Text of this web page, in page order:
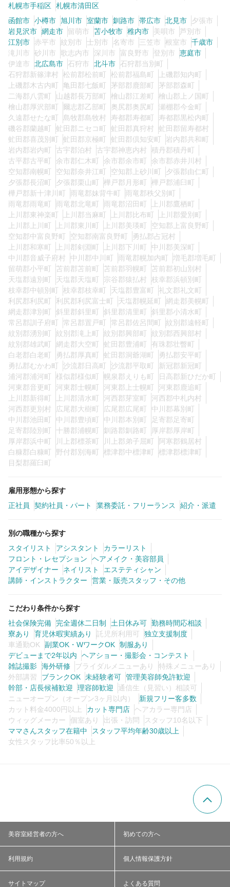
札幌市手稲区 札幌市清田区
函館市 小樽市 旭川市 室蘭市 釧路市 帯広市 北見市
夕張市
岩見沢市 網走市 留萌市 苫小牧市 稚内市 美唄市
芦別市
江別市
赤平市 紋別市 士別市 名寄市 三笠市 根室市
千歳市
滝川市
砂川市 歌志内市 深川市 富良野市 登別市
恵庭市
伊達市
北広島市 石狩市 北斗市
石狩郡当別町
石狩郡新篠津村
松前郡松前町 松前郡福島町
上磯郡知内町
上磯郡木古内町
亀田郡七飯町 茅部郡鹿部町
茅部郡森町
二海郡八雲町
山越郡長万部町 檜山郡江差町
檜山郡上ノ国町
檜山郡厚沢部町
爾志郡乙部町 奥尻郡奥尻町
瀬棚郡今金町
久遠郡せたな町
島牧郡島牧村 寿都郡寿都町
寿都郡黒松内町
磯谷郡蘭越町
虻田郡ニセコ町 虻田郡真狩村
虻田郡留寿都村
虻田郡喜茂別町
虻田郡京極町 虻田郡倶知安町
岩内郡共和町
岩内郡岩内町
古宇郡泊村 古宇郡神恵内村
積丹郡積丹町
古平郡古平町
余市郡仁木町 余市郡余市町
余市郡赤井川村
空知郡南幌町
空知郡奈井江町 空知郡上砂川町
夕張郡由仁町
夕張郡長沼町
夕張郡栗山町 樺戸郡月形町
樺戸郡浦臼町
樺戸郡新十津川町
雨竜郡妹背牛町
雨竜郡秩父別町
雨竜郡雨竜町
雨竜郡北竜町 雨竜郡沼田町
上川郡鷹栖町
上川郡東神楽町
上川郡当麻町 上川郡比布町
上川郡愛別町
上川郡上川町
上川郡東川町 上川郡美瑛町
空知郡上富良野町
空知郡中富良野町
空知郡南富良野町
勇払郡占冠村
上川郡和寒町
上川郡剣淵町 上川郡下川町
中川郡美深町
中川郡音威子府村
中川郡中川町 雨竜郡幌加内町
増毛郡増毛町
留萌郡小平町
苫前郡苫前町 苫前郡羽幌町
苫前郡初山別村
天塩郡遠別町
天塩郡天塩町 宗谷郡猿払村
枝幸郡浜頓別町
枝幸郡中頓別町
枝幸郡枝幸町 天塩郡豊富町
礼文郡礼文町
利尻郡利尻町
利尻郡利尻富士町 天塩郡幌延町
網走郡美幌町
網走郡津別町
斜里郡斜里町 斜里郡清里町
斜里郡小清水町
常呂郡訓子府町
常呂郡置戸町 常呂郡佐呂間町
紋別郡遠軽町
紋別郡湧別町
紋別郡滝上町 紋別郡興部町
紋別郡西興部村
紋別郡雄武町
網走郡大空町 虻田郡豊浦町
有珠郡壮瞥町
白老郡白老町
勇払郡厚真町 虻田郡洞爺湖町
勇払郡安平町
勇払郡むかわ町
沙流郡日高町 沙流郡平取町
新冠郡新冠町
浦河郡浦河町
様似郡様似町 幌泉郡えりも町
日高郡新ひだか町
河東郡音更町
河東郡士幌町 河東郡上士幌町
河東郡鹿追町
上川郡新得町
上川郡清水町 河西郡芽室町
河西郡中札内村
河西郡更別村
広尾郡大樹町 広尾郡広尾町
中川郡幕別町
中川郡池田町
中川郡豊頃町 中川郡本別町
足寄郡足寄町
足寄郡陸別町
十勝郡浦幌町 釧路郡釧路町
厚岸郡厚岸町
厚岸郡浜中町
川上郡標茶町 川上郡弟子屈町
阿寒郡鶴居村
白糠郡白糠町
野付郡別海町 標津郡中標津町
標津郡標津町
目梨郡羅臼町
雇用形態から探す
正社員
契約社員・パート 業務委託・フリーランス 紹介・派遣
別の職種から探す
スタイリスト
アシスタント
カラーリスト
フロント・レセプション
ヘアメイク・美容部員
アイデザイナー
ネイリスト
エステティシャン
講師・インストラクター
営業・販売スタッフ・その他
こだわり条件から探す
社会保険完備
完全週休二日制 土日休み可 勤務時間応相談
寮あり
育児休暇実績あり 託児所利用可
独立支援制度
車通勤OK 副業OK・WワークOK 制服あり
デビューまで2年以内
ヘアショー・撮影会・コンテスト
雑誌撮影 海外研修 ブライダルメニューあり
特殊メニューあり
外部講習
ブランクOK 未経験者可 管理美容師免許歓迎
幹部・店長候補歓迎
理容師歓迎
通信生（見習い）相談可
ニューオープン（オープン3ヶ月以内）
新規フリー客多数
カット料金4000円以上
カット専門店 ヘアカラー専門店
ウィッグメーカー
個室あり 出張・訪問
スタッフ10名以下
ママさんスタッフ在籍中
スタッフ平均年齢30歳以上
女性スタッフ比率50％以上
美容室経営者の方へ 初めての方へ
利用規約 個人情報保護方針
サイトマップ よくある質問